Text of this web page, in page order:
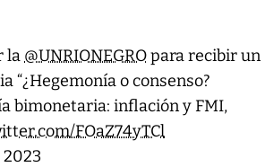
la @UNRIONEGROpara recibir un
“¿Hegemonía o consenso?
bimonetaria: inflación y FMI,
FOaZ74yTCl